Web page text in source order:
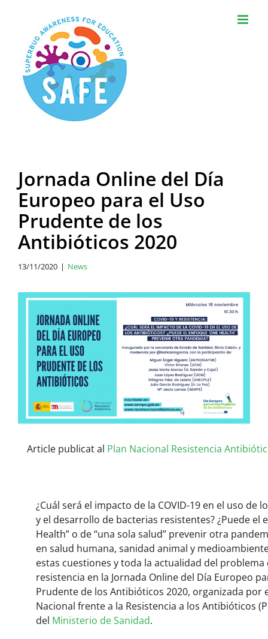
content
Jornada Online del Día
Europeo para el Uso
Prudente de los
Antibióticos 2020
13/11/2020 | News
View
Larger
Image
Article publicat al Plan Nacional Resistencia
¿Cuál será el impacto de la COVID-19 en el uso de
y el desarrollo de bacterias resistentes? ¿Puede el
Health” o de “una sola salud” prevenir otra
en salud humana, sanidad animal y
estas cuestiones y toda la actualidad del problema
resistencia en la Jornada Online del Día Europeo
Prudente de los Antibióticos 2020, organizada por
Nacional frente a la Resistencia a los Antibióticos
del Ministerio de Sanidad.